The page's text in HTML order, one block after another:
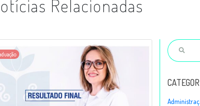
Relacionadas